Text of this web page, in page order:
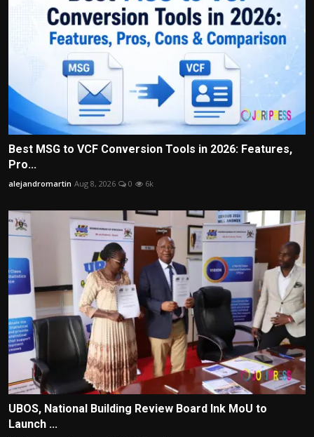
Best MSG to VCF Conversion Tools in 2026: Features,
Pro...
alejandromartin Aug 8, 2026 0 6k
UBOS, National Building Review Board Ink MoU to
Launch ...